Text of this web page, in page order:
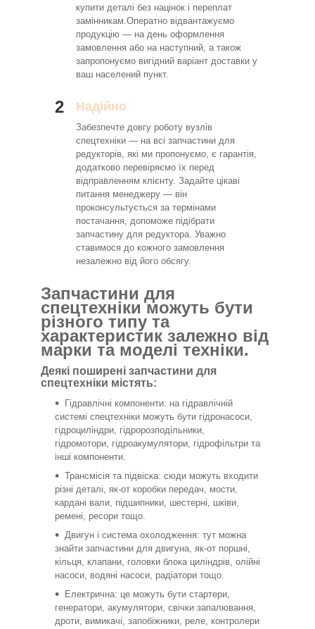
купити деталі без націнок і переплат
замінникам.Оператно відвантажуємо
продукцію — на день оформлення
замовлення або на наступний, а також
запропонуємо вигідний варіант доставки у
ваш населений пункт.
2 Надійно
Забезпечте довгу роботу вузлів
спецтехніки — на всі запчастини для
редукторів, які ми пропонуємо, є гарантія,
додатково перевіряємо їх перед
відправленням клієнту. Задайте цікаві
питання менеджеру — він
проконсультується за термінами
постачання, допоможе підібрати
запчастину для редуктора. Уважно
ставимося до кожного замовлення
незалежно від його обсягу.
Запчастини для
спецтехніки можуть бути
різного типу та
характеристик залежно від
марки та моделі техніки.
Деякі поширені запчастини для
спецтехніки містять:
Гідравлічні компоненти: на гідравлічній
системі спецтехніки можуть бути гідронасоси,
гідроциліндри, гідророзподільники,
гідромотори, гідроакумулятори, гідрофільтри та
інші компоненти.
Трансмісія та підвіска: сюди можуть входити
різні деталі, як-от коробки передач, мости,
кардані вали, підшипники, шестерні, шківи,
ремені, ресори тощо.
Двигун і система охолодження: тут можна
знайти запчастини для двигуна, як-от поршні,
кільця, клапани, головки блока циліндрів, олійні
насоси, водяні насоси, радіатори тощо.
Електрична: це можуть бути стартери,
генератори, акумулятори, свічки запалювання,
дроти, вимикачі, запобіжники, реле, контролери